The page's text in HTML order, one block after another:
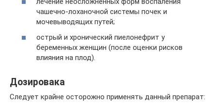
чашечно-лоханочной системы почек и
мочевыводящих путей;
острый и хронический пиелонефрит у
беременных женщин (после оценки рисков
влияния на плод).
Дозировака
Следует крайне осторожно применять данный препарат: